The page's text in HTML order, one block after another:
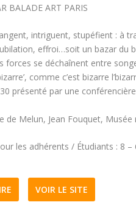
BALADE ART PARIS
intriguent, stupéfient : à
effroi…soit un bazar du
forces se déchaînent entre
comme c’est bizarre
présenté par une
de Melun, Jean Fouquet,
les adhérents / Étudiants : 8
VOIR LE SITE